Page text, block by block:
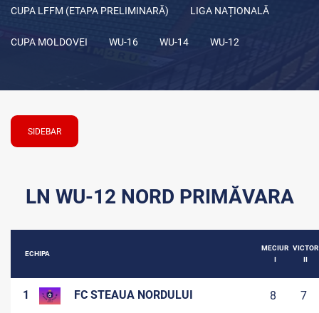
CUPA LFFM (ETAPA PRELIMINARĂ) LIGA NAȚIONALĂ
CUPA MOLDOVEI WU-16 WU-14 WU-12
SIDEBAR
LN WU-12 NORD PRIMĂVARA
ECHIPA
MECIUR
I
VICTOR
II
1 FC STEAUA NORDULUI 8 7